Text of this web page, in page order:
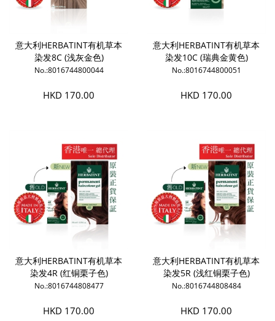
意大利HERBATINT有机草本
染发8C (浅灰金色)
No.:8016744800044
HKD 170.00
意大利HERBATINT有机草本
染发10C (瑞典金黄色)
No.:8016744800051
HKD 170.00
意大利HERBATINT有机草本
染发4R (红铜栗子色)
No.:8016744808477
HKD 170.00
意大利HERBATINT有机草本
染发5R (浅红铜栗子色)
No.:8016744808484
HKD 170.00